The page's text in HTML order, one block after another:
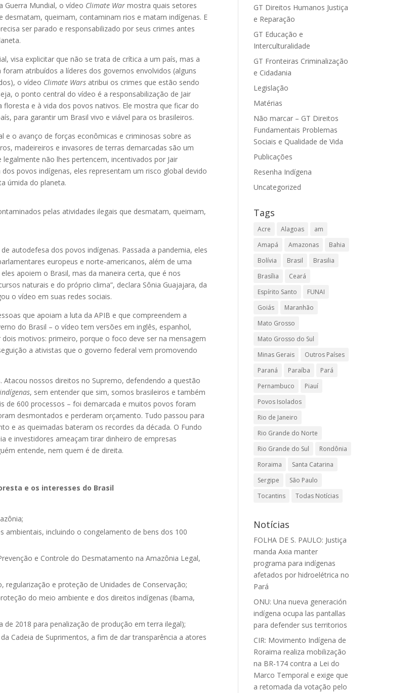
Guerra Mundial, o vídeo Climate War mostra quais setores
queimam, contaminam rios e matam indígenas. E
ser parado e responsabilizado por seus crimes antes
visa explicitar que não se trata de crítica a um país, mas a
atribuídos a líderes dos governos envolvidos (alguns
o vídeo Climate Wars atribui os crimes que estão sendo
o ponto central do vídeo é a responsabilização de Jair
e à vida dos povos nativos. Ele mostra que ficar do
para garantir um Brasil vivo e viável para os brasileiros.
o avanço de forças econômicas e criminosas sobre as
madeireiros e invasores de terras demarcadas são um
não lhes pertencem, incentivados por Jair
povos indígenas, eles representam um risco global devido
úmida do planeta.
pelas atividades ilegais que desmatam, queimam,
autodefesa dos povos indígenas. Passada a pandemia, eles
europeus e norte-americanos, além de uma
apoiem o Brasil, mas da maneira certa, que é nos
naturais e do próprio clima”, declara Sônia Guajajara, da
o vídeo em suas redes sociais.
que apoiam a luta da APIB e que compreendem a
do Brasil – o vídeo tem versões em inglês, espanhol,
motivos: primeiro, porque o foco deve ser na mensagem
a ativistas que o governo federal vem promovendo
nossos direitos no Supremo, defendendo a questão
, sem entender que sim, somos brasileiros e também
de 600 processos – foi demarcada e muitos povos foram
desmontados e perderam orçamento. Tudo passou para
e as queimadas bateram os recordes da década. O Fundo
e investidores ameaçam tirar dinheiro de empresas
entende, nem quem é de direita.
e os interesses do Brasil
incluindo o congelamento de bens dos 100
e Controle do Desmatamento na Amazônia Legal,
e proteção de Unidades de Conservação;
do meio ambiente e dos direitos indígenas (Ibama,
2018 para penalização de produção em terra ilegal);
Cadeia de Suprimentos, a fim de dar transparência a atores
GT Direitos Humanos Justiça
e Reparação
GT Educação e
Interculturalidade
GT Fronteiras Criminalização
e Cidadania
Legislação
Matérias
Não marcar – GT Direitos
Fundamentais Problemas
Sociais e Qualidade de Vida
Publicações
Resenha Indígena
Uncategorized
Tags
Acre Alagoas
am
Amapá
Amazonas
Bahia
Bolívia
Brasil
Brasilia
Brasília
Ceará
Espírito Santo
FUNAI
Goiás
Maranhão
Mato Grosso
Mato Grosso do Sul
Minas Gerais
Outros Países
Paraná
Paraíba
Pará
Pernambuco
Piauí
Povos Isolados
Rio de Janeiro
Rio Grande do Norte
Rio Grande do Sul
Rondônia
Roraima
Santa Catarina
Sergipe
São Paulo
Tocantins
Todas Notícias
Notícias
FOLHA DE S. PAULO: Justiça
manda Axia manter
programa para indígenas
afetados por hidroelétrica no
Pará
ONU: Una nueva generación
indígena ocupa las pantallas
para defender sus territorios
CIR: Movimento Indígena de
Roraima realiza mobilização
na BR-174 contra a Lei do
Marco Temporal e exige que
a retomada da votação pelo